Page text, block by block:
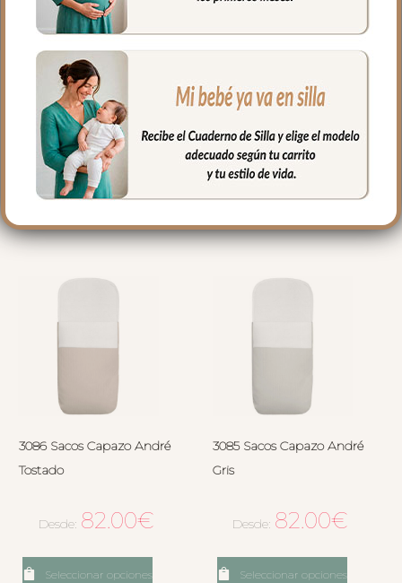
abrasivos y secado al natural.
PRODUCTOS
RELACIONADOS
3086 Sacos Capazo André
Tostado
Desde: 82.00€
Seleccionar opciones
3085 Sacos Capazo André
Gris
Desde: 82.00€
Seleccionar opciones